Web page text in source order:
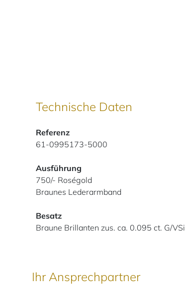
Technische Daten
Referenz
61-0995173-5000
Ausführung
750/- Roségold
Braunes Lederarmband
Besatz
Braune Brillanten zus. ca. 0.095 ct. G/VSi
Ihr Ansprechpartner